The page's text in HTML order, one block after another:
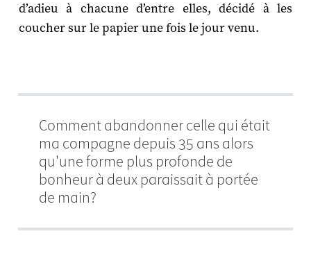
d’adieu à chacune d’entre elles, décidé à les
coucher sur le papier une fois le jour venu.
Comment abandonner celle qui était
ma compagne depuis 35 ans alors
qu'une forme plus profonde de
bonheur à deux paraissait à portée
de main?